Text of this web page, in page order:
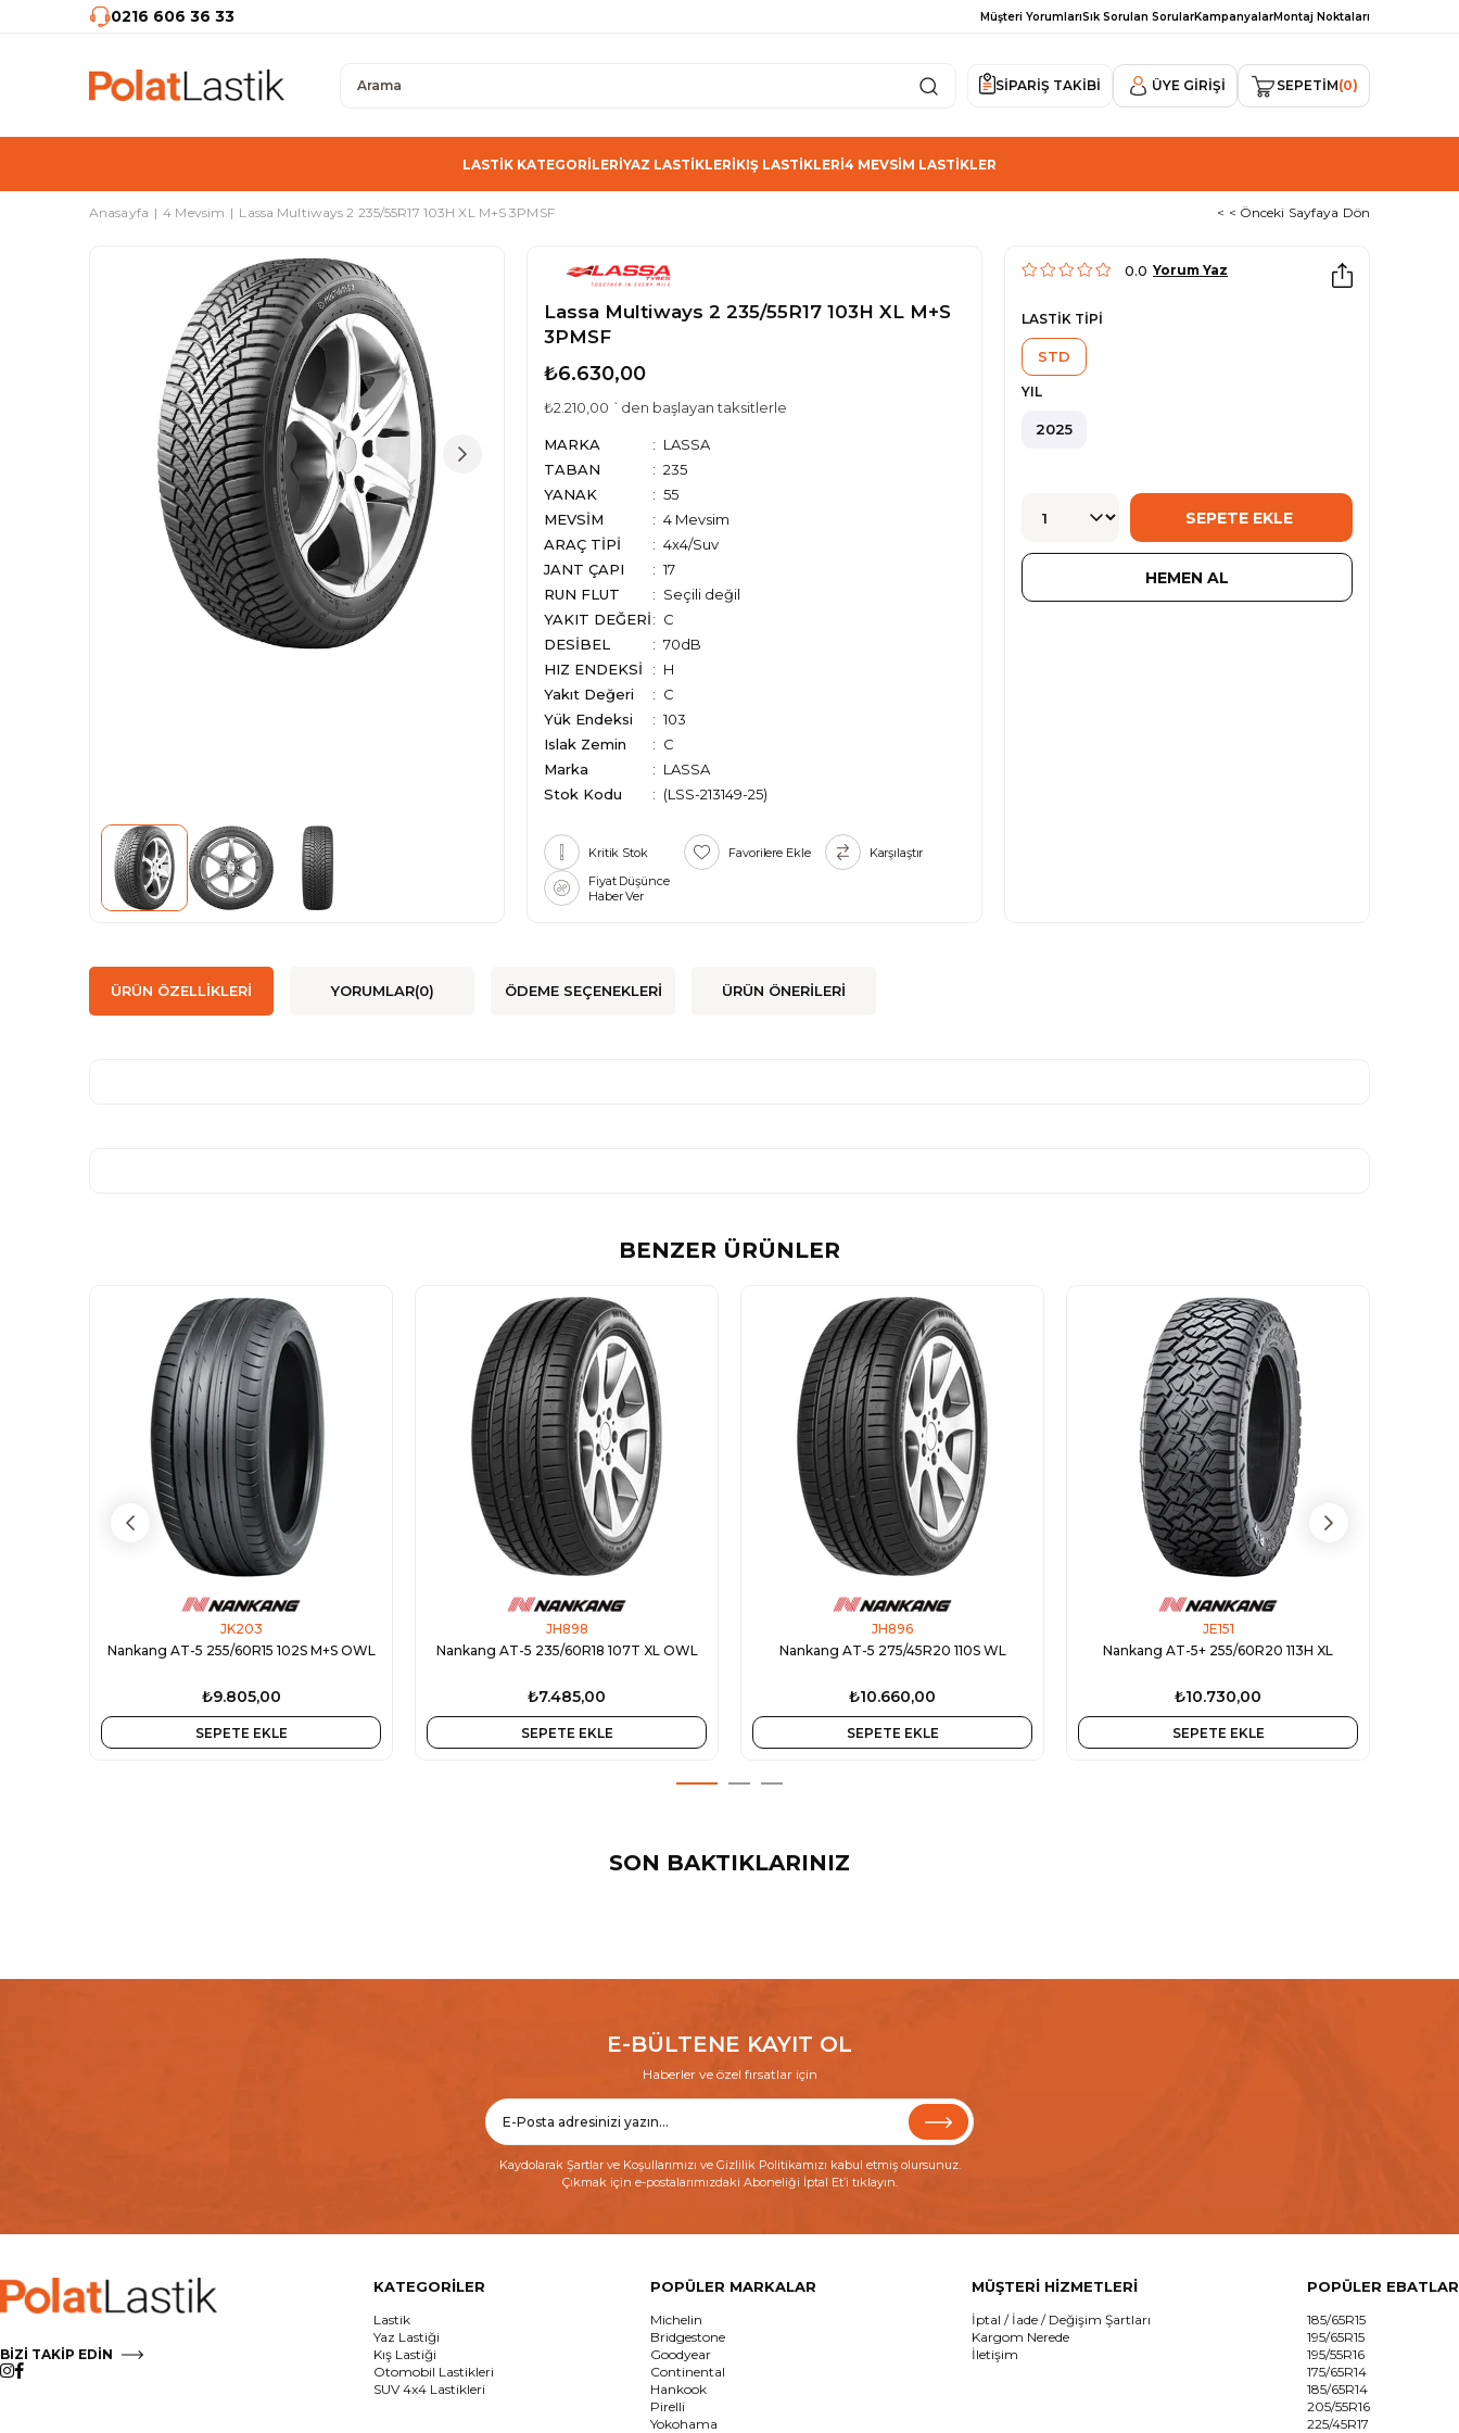
0216 606 36 33 Müşteri YorumlarıSık Sorulan SorularKampanyalarMontaj Noktaları
SİPARİŞ TAKİBİ ÜYE GIRIŞI SEPETIM 0
LASTİK KATEGORİLERİYAZ LASTİKLERİKIŞ LASTİKLERİ4 MEVSİM LASTİKLER
Anasayfa 4 Mevsim Lassa Multiways 2 235/55R17 103H XL M+S 3PMSF < < Önceki Sayfaya Dön
Lassa Multiways 2 235/55R17 103H XL M+S
3PMSF
₺6.630,00
₺2.210,00 `den başlayan taksitlerle
MARKA
LASSA
TABAN
235
YANAK
55
MEVSİM
4 Mevsim
ARAÇ TİPİ
4x4/Suv
JANT ÇAPI
17
RUN FLUT
Seçili değil
YAKIT DEĞERİ
C
DESİBEL
70dB
HIZ ENDEKSİ
H
Yakıt Değeri
C
Yük Endeksi
103
Islak Zemin
C
Marka
: LASSA
Stok Kodu
(LSS-213149-25)
Kritik Stok Favorilere Ekle
Karşılaştır
Fiyat Düşünce
Haber Ver
0.0 Yorum Yaz
LASTİK TİPİ
STD
YIL
2025
ÜRÜN ÖZELLIKLERI YORUMLAR(0) ÖDEME SEÇENEKLERI ÜRÜN ÖNERILERI
BENZER ÜRÜNLER
JK203
Nankang AT-5 255/60R15 102S M+S OWL
₺9.805,00
SEPETE EKLE
JH898
Nankang AT-5 235/60R18 107T XL OWL
₺7.485,00
SEPETE EKLE
JH896
Nankang AT-5 275/45R20 110S WL
₺10.660,00
SEPETE EKLE
JE151
Nankang AT-5+ 255/60R20 113H XL
₺10.730,00
SEPETE EKLE
SON BAKTIKLARINIZ
E-BÜLTENE KAYIT OL
Haberler ve özel fırsatlar için
Kaydolarak Şartlar ve Koşullarımızı ve Gizlilik Politikamızı kabul etmiş olursunuz.
Çıkmak için e-postalarımızdaki Aboneliği İptal Et’i tıklayın.
BİZİ TAKİP EDİN
KATEGORİLER
Lastik
Yaz Lastiği
Kış Lastiği
Otomobil Lastikleri
SUV 4x4 Lastikleri
POPÜLER MARKALAR
Michelin
Bridgestone
Goodyear
Continental
Hankook
Pirelli
Yokohama
MÜŞTERİ HİZMETLERİ
İptal / İade / Değişim Şartları
Kargom Nerede
İletişim
POPÜLER EBATLAR
185/65R15
195/65R15
195/55R16
175/65R14
185/65R14
205/55R16
225/45R17